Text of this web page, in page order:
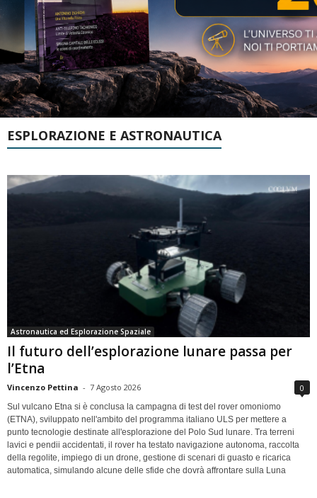
ESPLORAZIONE E ASTRONAUTICA
Astronautica ed Esplorazione Spaziale
Il futuro dell’esplorazione lunare passa per
l’Etna
Vincenzo Pettina - 7 Agosto 2026 0
Sul vulcano Etna si è conclusa la campagna di test del rover omoniomo
(ETNA), sviluppato nell'ambito del programma italiano ULS per mettere a
punto tecnologie destinate all'esplorazione del Polo Sud lunare. Tra terreni
lavici e pendii accidentati, il rover ha testato navigazione autonoma, raccolta
della regolite, impiego di un drone, gestione di scenari di guasto e ricarica
automatica, simulando alcune delle sfide che dovrà affrontare sulla Luna